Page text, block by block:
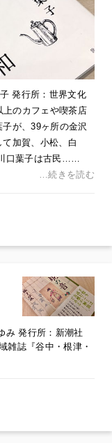
発行所：世界文化
のカフェや喫茶店
が、39ヶ所の金沢
加賀、小松、白
口葉子は古民……
…続きを読む
み 発行所：新潮社
雑誌『谷中・根津・